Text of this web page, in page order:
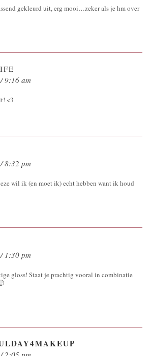
gekleurd uit, erg mooi…zeker als je hm over
9:16 am
<3
8:32 pm
wil ik (en moet ik) echt hebben want ik houd
1:30 pm
gloss! Staat je prachtig vooral in combinatie